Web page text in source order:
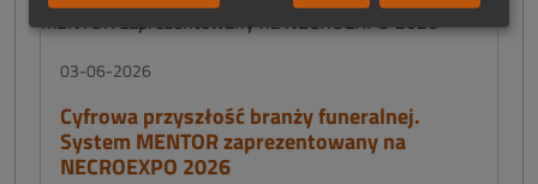
03-06-2026
Cyfrowa przyszłość branży funeralnej.
System MENTOR zaprezentowany na
NECROEXPO 2026